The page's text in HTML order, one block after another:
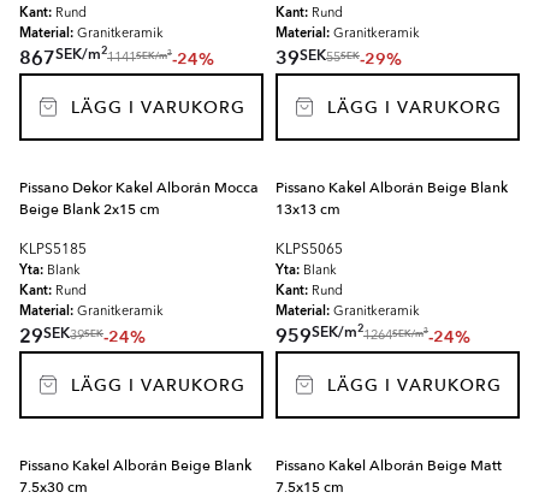
Kant: Rund
Material: Granitkeramik
867SEK/m2
1141SEK/m2-24%
LÄGG I VARUKORG
Kant: Rund
Material: Granitkeramik
39SEK55SEK-29%
LÄGG I VARUKORG
Pissano Dekor Kakel Alborán Mocca
Beige Blank 2x15 cm
KLPS5185
Yta: Blank
Kant: Rund
Material: Granitkeramik
29SEK39SEK-24%
LÄGG I VARUKORG
Pissano Kakel Alborán Beige Blank
13x13 cm
KLPS5065
Yta: Blank
Kant: Rund
Material: Granitkeramik
959SEK/m2
1264SEK/m2-24%
LÄGG I VARUKORG
Pissano Kakel Alborán Beige Blank
7.5x30 cm
Pissano Kakel Alborán Beige Matt
7.5x15 cm